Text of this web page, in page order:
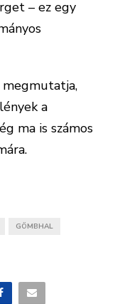
– ez egy
a
ma is számos
GÖMBHAL